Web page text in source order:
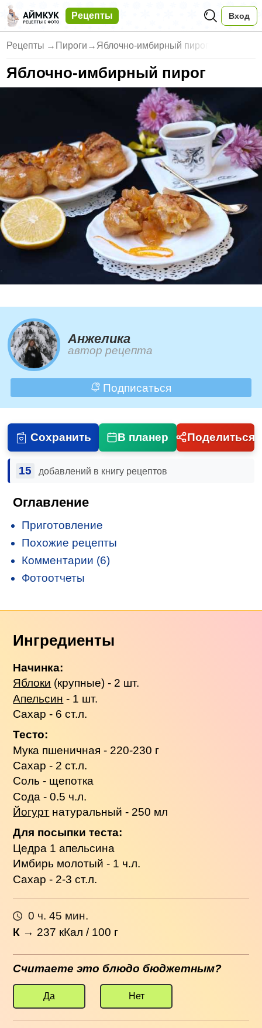
Рецепты Вход
Рецепты → Пироги → Яблочно-имбирный пирог
Яблочно-имбирный пирог
Анжелика
автор рецепта
Подписаться
Сохранить В планер Поделиться
15 добавлений в книгу рецептов
Оглавление
Приготовление
Похожие рецепты
Комментарии (6)
Фотоотчеты
Ингредиенты
Начинка:
Яблоки (крупные) - 2 шт.
Апельсин - 1 шт.
Сахар - 6 ст.л.
Тесто:
Мука пшеничная - 220-230 г
Сахар - 2 ст.л.
Соль - щепотка
Сода - 0.5 ч.л.
Йогурт натуральный - 250 мл
Для посыпки теста:
Цедра 1 апельсина
Имбирь молотый - 1 ч.л.
Сахар - 2-3 ст.л.
0 ч. 45 мин.
К → 237 кКал / 100 г
Считаете это блюдо бюджетным?
Да Нет